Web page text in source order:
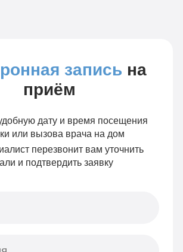
запись на
приём
дату и время посещения
или вызова врача на дом
перезвонит вам уточнить
и подтвердить заявку